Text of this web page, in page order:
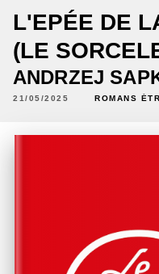
L'EPÉE DE
(LE
ANDRZEJ
21/05/2025 ROMANS